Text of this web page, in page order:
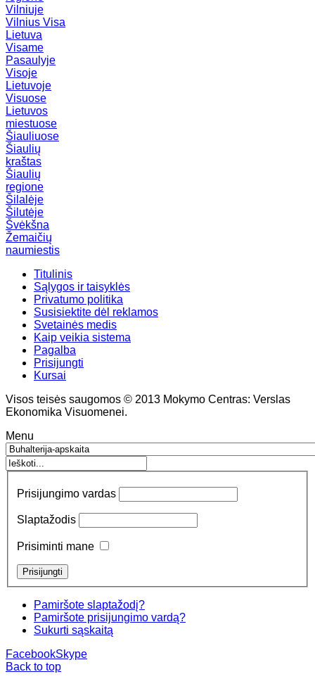
Vilniuje
Vilnius Visa
Lietuva
Visame
Pasaulyje
Visoje
Lietuvoje
Visuose
Lietuvos
miestuose
Šiauliuose
Šiaulių
kraštas
Šiaulių
regione
Šilalėje
Šilutėje
Švėkšna
Žemaičių
naumiestis
Titulinis
Sąlygos ir taisyklės
Privatumo politika
Susisiektite dėl reklamos
Svetainės medis
Kaip veikia sistema
Pagalba
Prisijungti
Kursai
Visos teisės saugomos © 2013 Mokymo Centras: Verslas
Ekonomika Visuomenei.
Menu
Prisijungimo vardas
Slaptažodis
Prisiminti mane
Pamiršote slaptažodį?
Pamiršote prisijungimo vardą?
Sukurti sąskaitą
FacebookSkype
Back to top